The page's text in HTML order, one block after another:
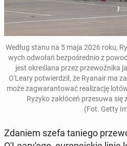
Według stanu na 5 maja 2026 roku,
wych odwołań bez­po­śred­nio z
jest okre­śla­na przez prze­woź­ni­ka
O'Leary po­twier­dził, że Ryanair ma
może za­gwa­ran­to­wać re­ali­za­cję
Ryzyko za­kłó­ceń prze­su­wa się
(Fot. Getty
Zdaniem szefa taniego